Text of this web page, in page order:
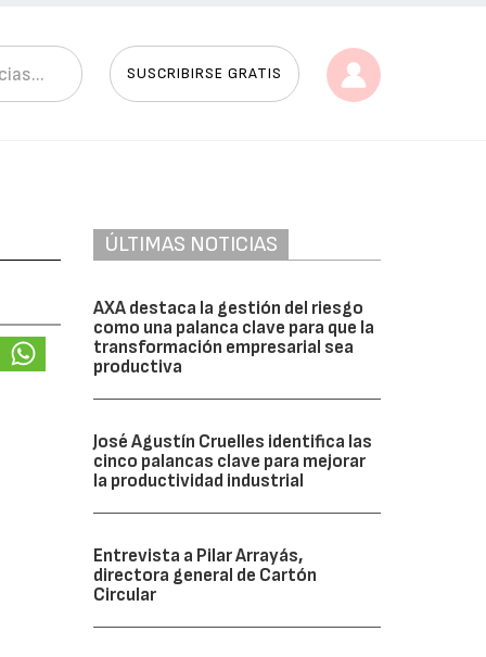
SUSCRIBIRSE GRATIS
ÚLTIMAS NOTICIAS
AXA destaca la gestión del riesgo
como una palanca clave para que la
transformación empresarial sea
productiva
José Agustín Cruelles identifica las
cinco palancas clave para mejorar
la productividad industrial
Entrevista a Pilar Arrayás,
directora general de Cartón
Circular